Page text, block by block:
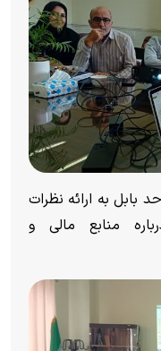
بابل به ارائه نظرات
منابع مالی و